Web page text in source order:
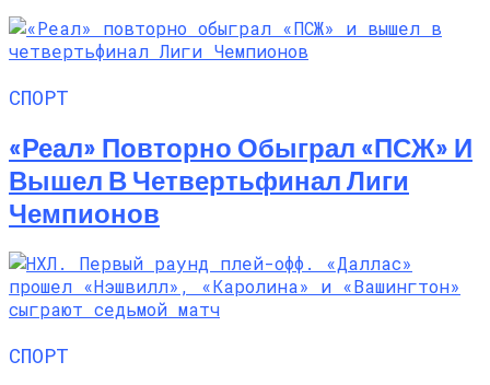
СПОРТ
«Реал» Повторно Обыграл «ПСЖ» И
Вышел В Четвертьфинал Лиги
Чемпионов
СПОРТ